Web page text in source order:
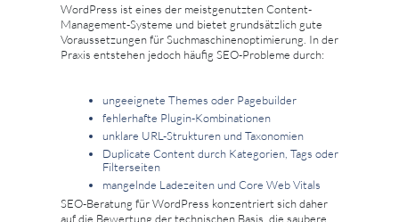
WordPress ist eines der meistgenutzten Content-
Management-Systeme und bietet grundsätzlich gute
Voraussetzungen für Suchmaschinenoptimierung. In der
Praxis entstehen jedoch häufig SEO-Probleme durch:
ungeeignete Themes oder Pagebuilder
fehlerhafte Plugin-Kombinationen
unklare URL-Strukturen und Taxonomien
Duplicate Content durch Kategorien, Tags oder
Filterseiten
mangelnde Ladezeiten und Core Web Vitals
SEO-Beratung für WordPress konzentriert sich daher
auf die Bewertung der technischen Basis, die saubere